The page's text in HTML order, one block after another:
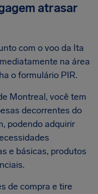
atrasar
com o voo da Ita
na área
o formulário PIR.
Montreal, você tem
decorrentes do
podendo adquirir
e básicas, produtos
de compra e tire